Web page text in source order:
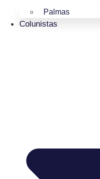
Palmas
Colunistas